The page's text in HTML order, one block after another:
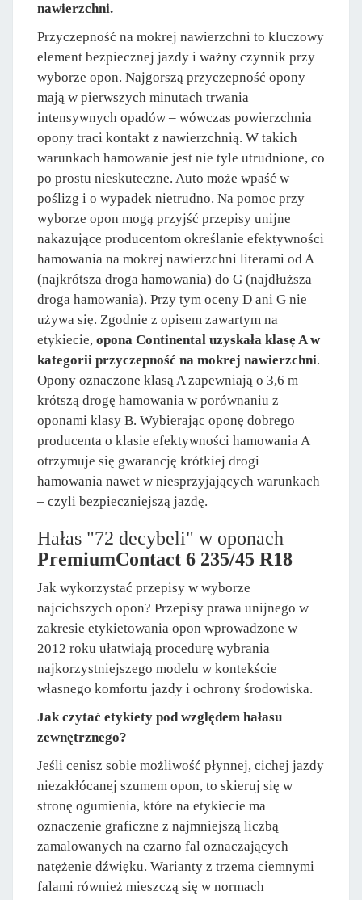
nawierzchni.
Przyczepność na mokrej nawierzchni to kluczowy
element bezpiecznej jazdy i ważny czynnik przy
wyborze opon. Najgorszą przyczepność opony
mają w pierwszych minutach trwania
intensywnych opadów – wówczas powierzchnia
opony traci kontakt z nawierzchnią. W takich
warunkach hamowanie jest nie tyle utrudnione, co
po prostu nieskuteczne. Auto może wpaść w
poślizg i o wypadek nietrudno. Na pomoc przy
wyborze opon mogą przyjść przepisy unijne
nakazujące producentom określanie efektywności
hamowania na mokrej nawierzchni literami od A
(najkrótsza droga hamowania) do G (najdłuższa
droga hamowania). Przy tym oceny D ani G nie
używa się. Zgodnie z opisem zawartym na
etykiecie, opona Continental uzyskała klasę A w
kategorii przyczepność na mokrej nawierzchni.
Opony oznaczone klasą A zapewniają o 3,6 m
krótszą drogę hamowania w porównaniu z
oponami klasy B. Wybierając oponę dobrego
producenta o klasie efektywności hamowania A
otrzymuje się gwarancję krótkiej drogi
hamowania nawet w niesprzyjających warunkach
– czyli bezpieczniejszą jazdę.
Hałas "72 decybeli" w oponach
PremiumContact 6 235/45 R18
Jak wykorzystać przepisy w wyborze
najcichszych opon? Przepisy prawa unijnego w
zakresie etykietowania opon wprowadzone w
2012 roku ułatwiają procedurę wybrania
najkorzystniejszego modelu w kontekście
własnego komfortu jazdy i ochrony środowiska.
Jak czytać etykiety pod względem hałasu
zewnętrznego?
Jeśli cenisz sobie możliwość płynnej, cichej jazdy
niezakłócanej szumem opon, to skieruj się w
stronę ogumienia, które na etykiecie ma
oznaczenie graficzne z najmniejszą liczbą
zamalowanych na czarno fal oznaczających
natężenie dźwięku. Warianty z trzema ciemnymi
falami również mieszczą się w normach